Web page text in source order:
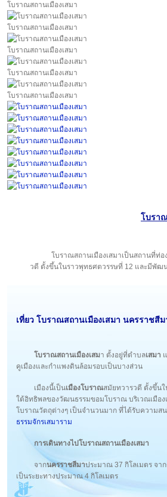
โบราณสถานเมืองเสมา
โบราณสถานเมืองเสมา
โบราณสถานเมืองเสมา
โบราณสถานเมืองเสมา
โบราณสถานเมืองเสมา
โบรา
โบราณสถานเมืองเสมาเป็นสถานที่ท่
วดี ตั้งขึ้นในราวพุทธศตวรรษที่ 12 และมีพัฒ
เที่ยว โบราณสถานเมืองเสมา นครราชสีม
โบราณสถานเมืองเสมา ตั้งอยู่ที่ตำบลเสมา
คูเมืองและกำแพงดินล้อมรอบเป็นบางส่วน
เมืองนี้เป็นเมืองโบราณสมัยทวารวดี ตั้งขึ้น
ใต้อิทธิพลของวัฒนธรรมขอมโบราณ บริเวณเมือ
โบราณวัตถุต่างๆ เป็นจำนวนมาก ที่ได้รับความส
ธรรมจักรเสมาราม
การเดินทางไปโบราณสถานเมืองเสมา
จากนครราชสีมาประมาณ 37 กิโลเมตร จา
เป็นระยะทางประมาณ 4 กิโลเมตร